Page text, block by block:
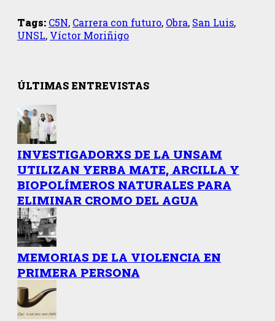
Tags: C5N, Carrera con futuro, Obra, San Luis,
UNSL, Víctor Moriñigo
ÚLTIMAS ENTREVISTAS
INVESTIGADORXS DE LA UNSAM
UTILIZAN YERBA MATE, ARCILLA Y
BIOPOLÍMEROS NATURALES PARA
ELIMINAR CROMO DEL AGUA
MEMORIAS DE LA VIOLENCIA EN
PRIMERA PERSONA